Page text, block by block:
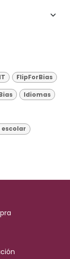
FlipForBias
Idiomas
escolar